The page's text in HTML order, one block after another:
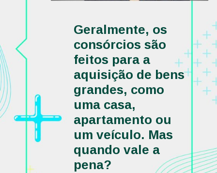
Geralmente, os
consórcios são
feitos para a
aquisição de bens
grandes, como
uma casa,
apartamento ou
um veículo. Mas
quando vale a
pena?